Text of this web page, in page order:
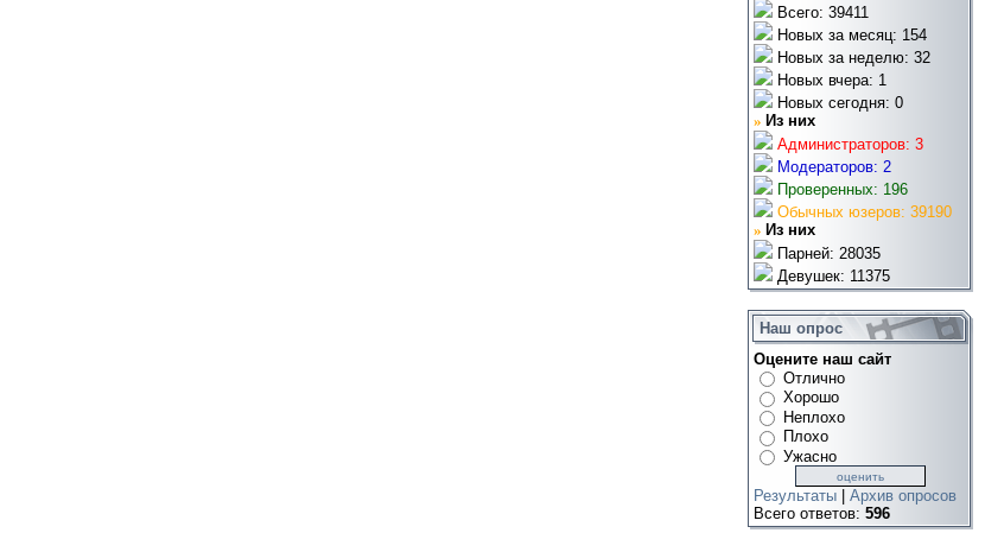
Всего: 39411
Новых за месяц: 154
Новых за неделю: 32
Новых вчера: 1
Новых сегодня: 0
» Из них
Администраторов: 3
Модераторов: 2
Проверенных: 196
Обычных юзеров: 39190
» Из них
Парней: 28035
Девушек: 11375
Наш опрос
Оцените наш сайт
Отлично
Хорошо
Неплохо
Плохо
Ужасно
Результаты
Архив опросов
Всего ответов: 596